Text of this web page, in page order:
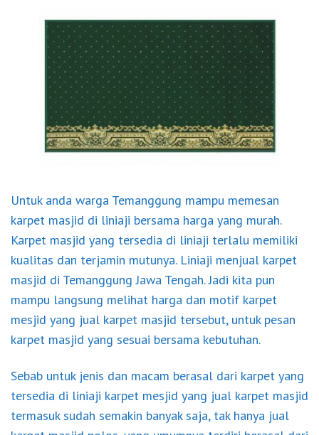
Untuk anda warga Temanggung mampu memesan
karpet masjid di liniaji bersama harga yang murah.
Karpet masjid yang tersedia di liniaji terlalu memiliki
kualitas dan terjamin mutunya. Liniaji menjual karpet
masjid di Temanggung Jawa Tengah. Jadi kita pun
mampu langsung melihat harga dan motif karpet
mesjid yang jual karpet masjid tersebut, untuk pesan
karpet masjid yang sesuai bersama kebutuhan.
Sebab untuk jenis dan macam berasal dari karpet yang
tersedia di liniaji karpet mesjid yang jual karpet masjid
termasuk sudah semakin banyak saja, tak hanya jual